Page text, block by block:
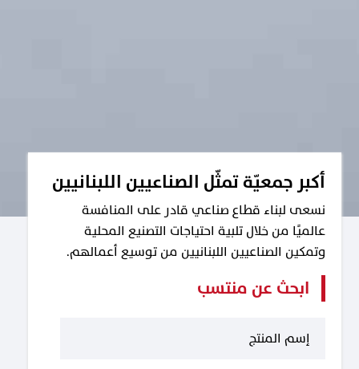
أكبر جمعيّة تمثّل الصناعيين اللبنانيين
نسعى لبناء قطاع صناعي قادر على المنافسة
عالميًا من خلال تلبية احتياجات التصنيع المحلية
وتمكين الصناعيين اللبنانيين من توسيع أعمالهم.
ابحث عن منتسب